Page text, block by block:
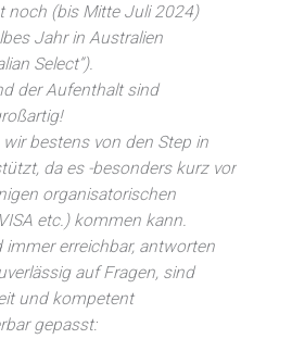
noch (bis Mitte Juli 2024)
Jahr in Australien
Select”).
der Aufenthalt sind
bestens von den Step in
da es -besonders kurz vor
organisatorischen
etc.) kommen kann.
immer erreichbar, antworten
auf Fragen, sind
und kompetent
gepasst: